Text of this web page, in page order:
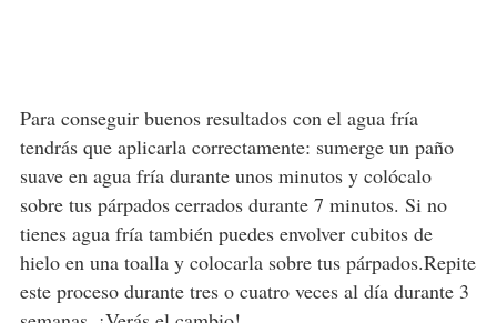
Para conseguir buenos resultados con el agua fría
tendrás que aplicarla correctamente: sumerge un paño
suave en agua fría durante unos minutos y colócalo
sobre tus párpados cerrados durante 7 minutos. Si no
tienes agua fría también puedes envolver cubitos de
hielo en una toalla y colocarla sobre tus párpados.Repite
este proceso durante tres o cuatro veces al día durante 3